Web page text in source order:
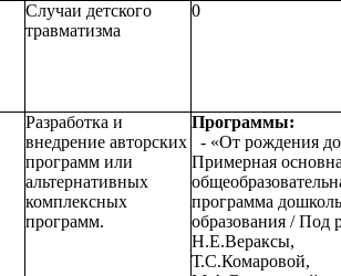
Случаи детского
травматизма
0
Разработка и
внедрение авторских
программ или
альтернативных
комплексных
программ.
Программы:
- «От рождения
Примерная
программа
образования / Под
Н.Е.Вераксы,
Т.С.Комаровой,